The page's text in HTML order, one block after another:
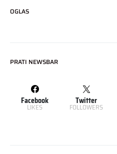
OGLAS
PRATI NEWSBAR
Facebook
LIKES
Twitter
FOLLOWERS